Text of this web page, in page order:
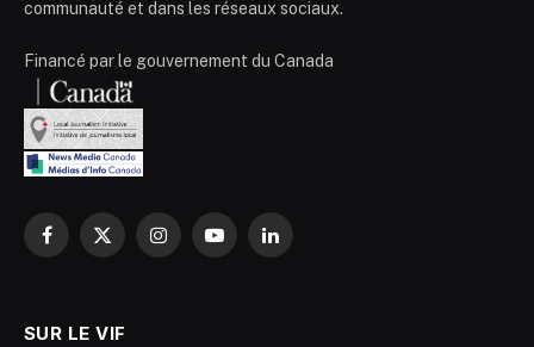
communauté et dans les réseaux sociaux.
Financé par le gouvernement du Canada
Facebook
X
InstagramYouTubeLinkedIn
SUR LE VIF